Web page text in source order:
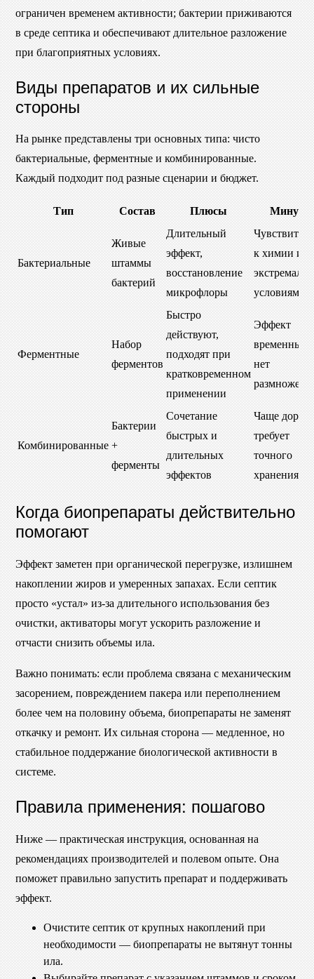
ограничен временем активности; бактерии приживаются
в среде септика и обеспечивают длительное разложение
при благоприятных условиях.
Виды препаратов и их сильные
стороны
На рынке представлены три основных типа: чисто
бактериальные, ферментные и комбинированные.
Каждый подходит под разные сценарии и бюджет.
Тип Состав Плюсы Минусы
Бактериальные
Живые
штаммы
бактерий
Длительный
эффект,
восстановление
микрофлоры
к химии и
условиям
Ферментные
Набор
ферментов
Быстро
действуют,
подходят при
кратковременном
применении
Эффект
временный,
нет
Комбинированные
Бактерии
+
ферменты
Сочетание
быстрых и
длительных
эффектов
Чаще
требует
точного
хранения
Когда биопрепараты действительно
помогают
Эффект заметен при органической перегрузке, излишнем
накоплении жиров и умеренных запахах. Если септик
просто «устал» из-за длительного использования без
очистки, активаторы могут ускорить разложение и
отчасти снизить объемы ила.
Важно понимать: если проблема связана с механическим
засорением, повреждением пакера или переполнением
более чем на половину объема, биопрепараты не заменят
откачку и ремонт. Их сильная сторона — медленное, но
стабильное поддержание биологической активности в
системе.
Правила применения: пошагово
Ниже — практическая инструкция, основанная на
рекомендациях производителей и полевом опыте. Она
поможет правильно запустить препарат и поддерживать
эффект.
Очистите септик от крупных накоплений при
необходимости — биопрепараты не вытянут тонны
ила.